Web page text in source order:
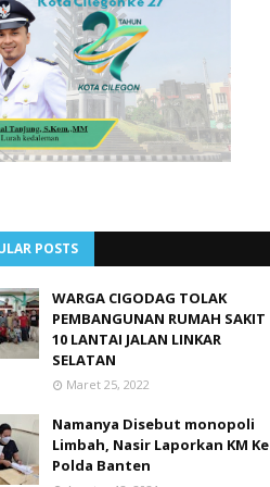
POSTS
WARGA CIGODAG TOLAK
PEMBANGUNAN RUMAH SAKIT
10 LANTAI JALAN LINKAR
SELATAN
Maret 25, 2022
Namanya Disebut monopoli
Limbah, Nasir Laporkan KM Ke
Polda Banten